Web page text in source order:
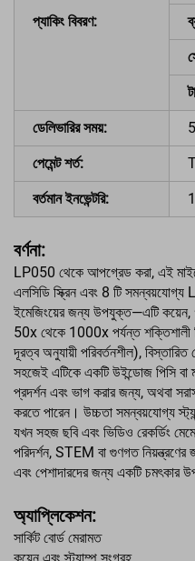
প্যাকিং বিবরণ:
ডেলিভারির সময়:
পেমেন্ট শর্ত:
বর্তমান ইনভেন্টরি:
বর্ণনা:
LP050 থেকে আপগ্রেড করা, এই
এলসিডি স্ক্রিন এবং 8 টি সমন্বয়যোগ্য
ইমেজিংয়ের জন্য উপযুক্ত—এটি কয়েন,
50x থেকে 1000x পর্যন্ত শক্তিশালী
দূরত্ব অনুযায়ী পরিবর্তনশীল),
সহজেই এটিকে একটি উইন্ডোজ পিসি
প্রদর্শন এবং ভাগ করার জন্য, অথবা
করতে পারেন। উচ্চতা সমন্বয়যোগ্য
যখন সহজ ছবি এবং ভিডিও রেকর্ডিং
পরিদর্শন, STEM বা গুণগত
এবং পেশাদারদের জন্য একটি চমৎকার
অ্যাপ্লিকেশন:
সার্কিট বোর্ড মেরামত
কয়েন এবং স্ট্যাম্প সংগ্রহ